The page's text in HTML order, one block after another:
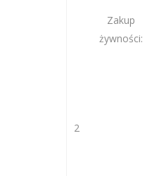
2
Zakup
żywności: